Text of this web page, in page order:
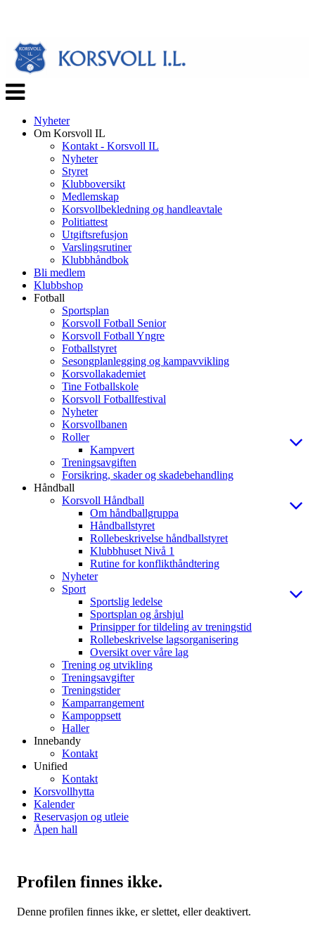
Veksle
navigasjon
Nyheter
Om Korsvoll IL
Kontakt - Korsvoll IL
Nyheter
Styret
Klubboversikt
Medlemskap
Korsvollbekledning og handleavtale
Politiattest
Utgiftsrefusjon
Varslingsrutiner
Klubbhåndbok
Bli medlem
Klubbshop
Fotball
Sportsplan
Korsvoll Fotball Senior
Korsvoll Fotball Yngre
Fotballstyret
Sesongplanlegging og kampavvikling
Korsvollakademiet
Tine Fotballskole
Korsvoll Fotballfestival
Nyheter
Korsvollbanen
Roller
Kampvert
Treningsavgiften
Forsikring, skader og skadebehandling
Håndball
Korsvoll Håndball
Om håndballgruppa
Håndballstyret
Rollebeskrivelse håndballstyret
Klubbhuset Nivå 1
Rutine for konflikthåndtering
Nyheter
Sport
Sportslig ledelse
Sportsplan og årshjul
Prinsipper for tildeling av treningstid
Rollebeskrivelse lagsorganisering
Oversikt over våre lag
Trening og utvikling
Treningsavgifter
Treningstider
Kamparrangement
Kampoppsett
Haller
Innebandy
Kontakt
Unified
Kontakt
Korsvollhytta
Kalender
Reservasjon og utleie
Åpen hall
Profilen finnes ikke.
Denne profilen finnes ikke, er slettet, eller deaktivert.